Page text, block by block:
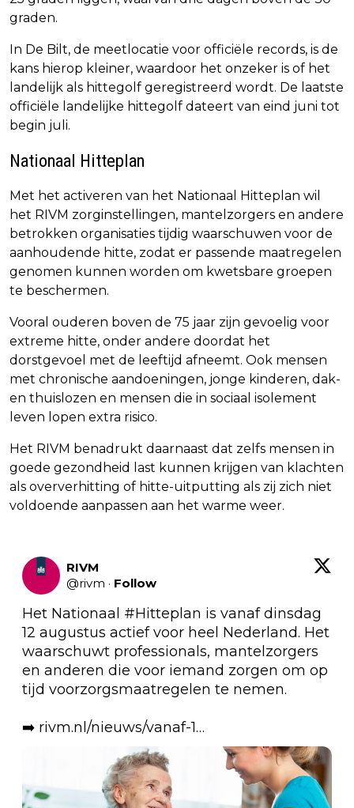
graden.
In De Bilt, de meetlocatie voor officiële records, is de
kans hierop kleiner, waardoor het onzeker is of het
landelijk als hittegolf geregistreerd wordt. De laatste
officiële landelijke hittegolf dateert van eind juni tot
begin juli.
Nationaal Hitteplan
Met het activeren van het Nationaal Hitteplan wil
het RIVM zorginstellingen, mantelzorgers en andere
betrokken organisaties tijdig waarschuwen voor de
aanhoudende hitte, zodat er passende maatregelen
genomen kunnen worden om kwetsbare groepen
te beschermen.
Vooral ouderen boven de 75 jaar zijn gevoelig voor
extreme hitte, onder andere doordat het
dorstgevoel met de leeftijd afneemt. Ook mensen
met chronische aandoeningen, jonge kinderen, dak-
en thuislozen en mensen die in sociaal isolement
leven lopen extra risico.
Het RIVM benadrukt daarnaast dat zelfs mensen in
goede gezondheid last kunnen krijgen van klachten
als oververhitting of hitte-uitputting als zij zich niet
voldoende aanpassen aan het warme weer.
RIVM
@rivm · Follow
Het Nationaal #Hitteplan is vanaf dinsdag
12 augustus actief voor heel Nederland. Het
waarschuwt professionals, mantelzorgers
en anderen die voor iemand zorgen om op
tijd voorzorgsmaatregelen te nemen.
➡️ rivm.nl/nieuws/vanaf-1…